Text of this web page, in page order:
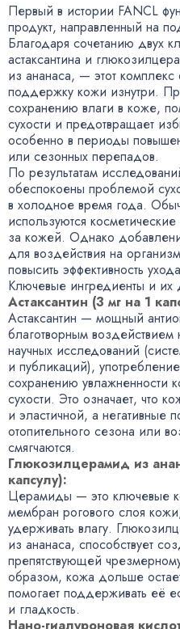
Первый в истории FANCL
продукт, направленный на
Благодаря сочетанию двух
астаксантина и
из ананаса, — этот
поддержку кожи изнутри.
сохранению влаги в коже,
сухости и предотвращает
особенно в периоды
или сезонных перепадов.
По результатам
обеспокоены проблемой
в холодное время года.
используются
за кожей. Однако
для воздействия на
повысить эффективность
Ключевые ингредиенты и их
Астаксантин (3 мг на 1
Астаксантин — мощный
благотворным
научных исследований (
и публикаций), употребление
сохранению увлажненности
сухости. Это означает, что
и эластичной, а негативные
отопительного сезона или
смягчаются.
Глюкозилцерамид из
капсулу):
Церамиды — это ключевые
мембран рогового слоя кожи
удерживать влагу.
из ананаса, способствует
препятствующей
образом, кожа дольше
помогает поддерживать её
и гладкость.
Нано-гиалуроновая